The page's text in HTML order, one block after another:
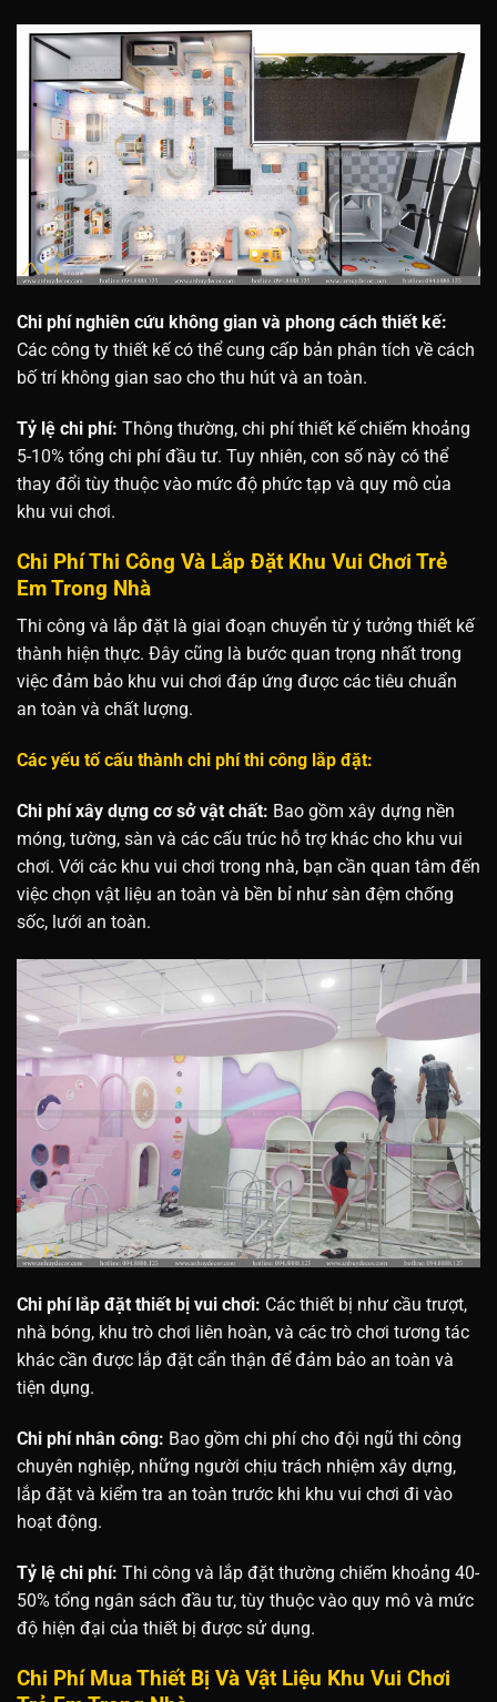
Chi phí nghiên cứu không gian và phong cách thiết kế:
Các công ty thiết kế có thể cung cấp bản phân tích về cách
bố trí không gian sao cho thu hút và an toàn.
Tỷ lệ chi phí: Thông thường, chi phí thiết kế chiếm khoảng
5-10% tổng chi phí đầu tư. Tuy nhiên, con số này có thể
thay đổi tùy thuộc vào mức độ phức tạp và quy mô của
khu vui chơi.
Chi Phí Thi Công Và Lắp Đặt Khu Vui Chơi Trẻ
Em Trong Nhà
Thi công và lắp đặt là giai đoạn chuyển từ ý tưởng thiết kế
thành hiện thực. Đây cũng là bước quan trọng nhất trong
việc đảm bảo khu vui chơi đáp ứng được các tiêu chuẩn
an toàn và chất lượng.
Các yếu tố cấu thành chi phí thi công lắp đặt:
Chi phí xây dựng cơ sở vật chất: Bao gồm xây dựng nền
móng, tường, sàn và các cấu trúc hỗ trợ khác cho khu vui
chơi. Với các khu vui chơi trong nhà, bạn cần quan tâm đến
việc chọn vật liệu an toàn và bền bỉ như sàn đệm chống
sốc, lưới an toàn.
Chi phí lắp đặt thiết bị vui chơi: Các thiết bị như cầu trượt,
nhà bóng, khu trò chơi liên hoàn, và các trò chơi tương tác
khác cần được lắp đặt cẩn thận để đảm bảo an toàn và
tiện dụng.
Chi phí nhân công: Bao gồm chi phí cho đội ngũ thi công
chuyên nghiệp, những người chịu trách nhiệm xây dựng,
lắp đặt và kiểm tra an toàn trước khi khu vui chơi đi vào
hoạt động.
Tỷ lệ chi phí: Thi công và lắp đặt thường chiếm khoảng 40-
50% tổng ngân sách đầu tư, tùy thuộc vào quy mô và mức
độ hiện đại của thiết bị được sử dụng.
Chi Phí Mua Thiết Bị Và Vật Liệu Khu Vui Chơi